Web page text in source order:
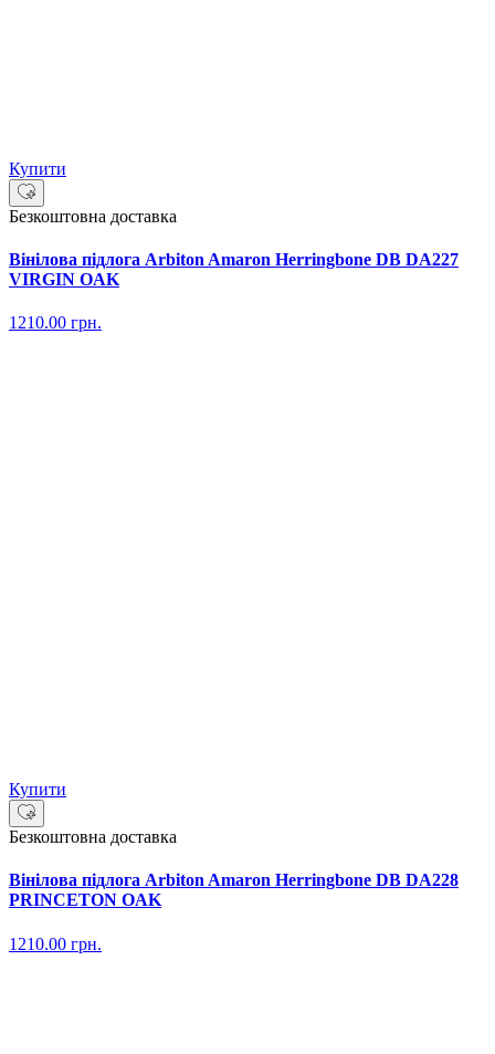
Купити
Безкоштовна доставка
Вінілова підлога Arbiton Amaron Herringbone DB DA227
VIRGIN OAK
1210.00 грн.
Купити
Безкоштовна доставка
Вінілова підлога Arbiton Amaron Herringbone DB DA228
PRINCETON OAK
1210.00 грн.